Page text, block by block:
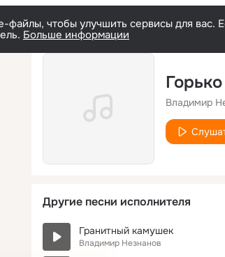
чтобы улучшить сервисы для вас.
Больше информации
Владимир
Другие песни исполнителя
Гранитный камушек
Владимир Незнанов